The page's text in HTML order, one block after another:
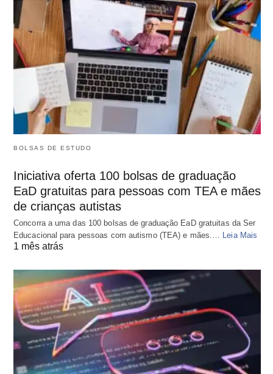
BOLSAS DE ESTUDO
Iniciativa oferta 100 bolsas de graduação
EaD gratuitas para pessoas com TEA e mães
de crianças autistas
Concorra a uma das 100 bolsas de graduação EaD gratuitas da Ser
Educacional para pessoas com autismo (TEA) e mães.… Leia Mais
1 mês atrás